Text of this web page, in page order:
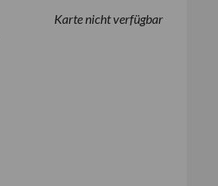
Karte nicht verfügbar